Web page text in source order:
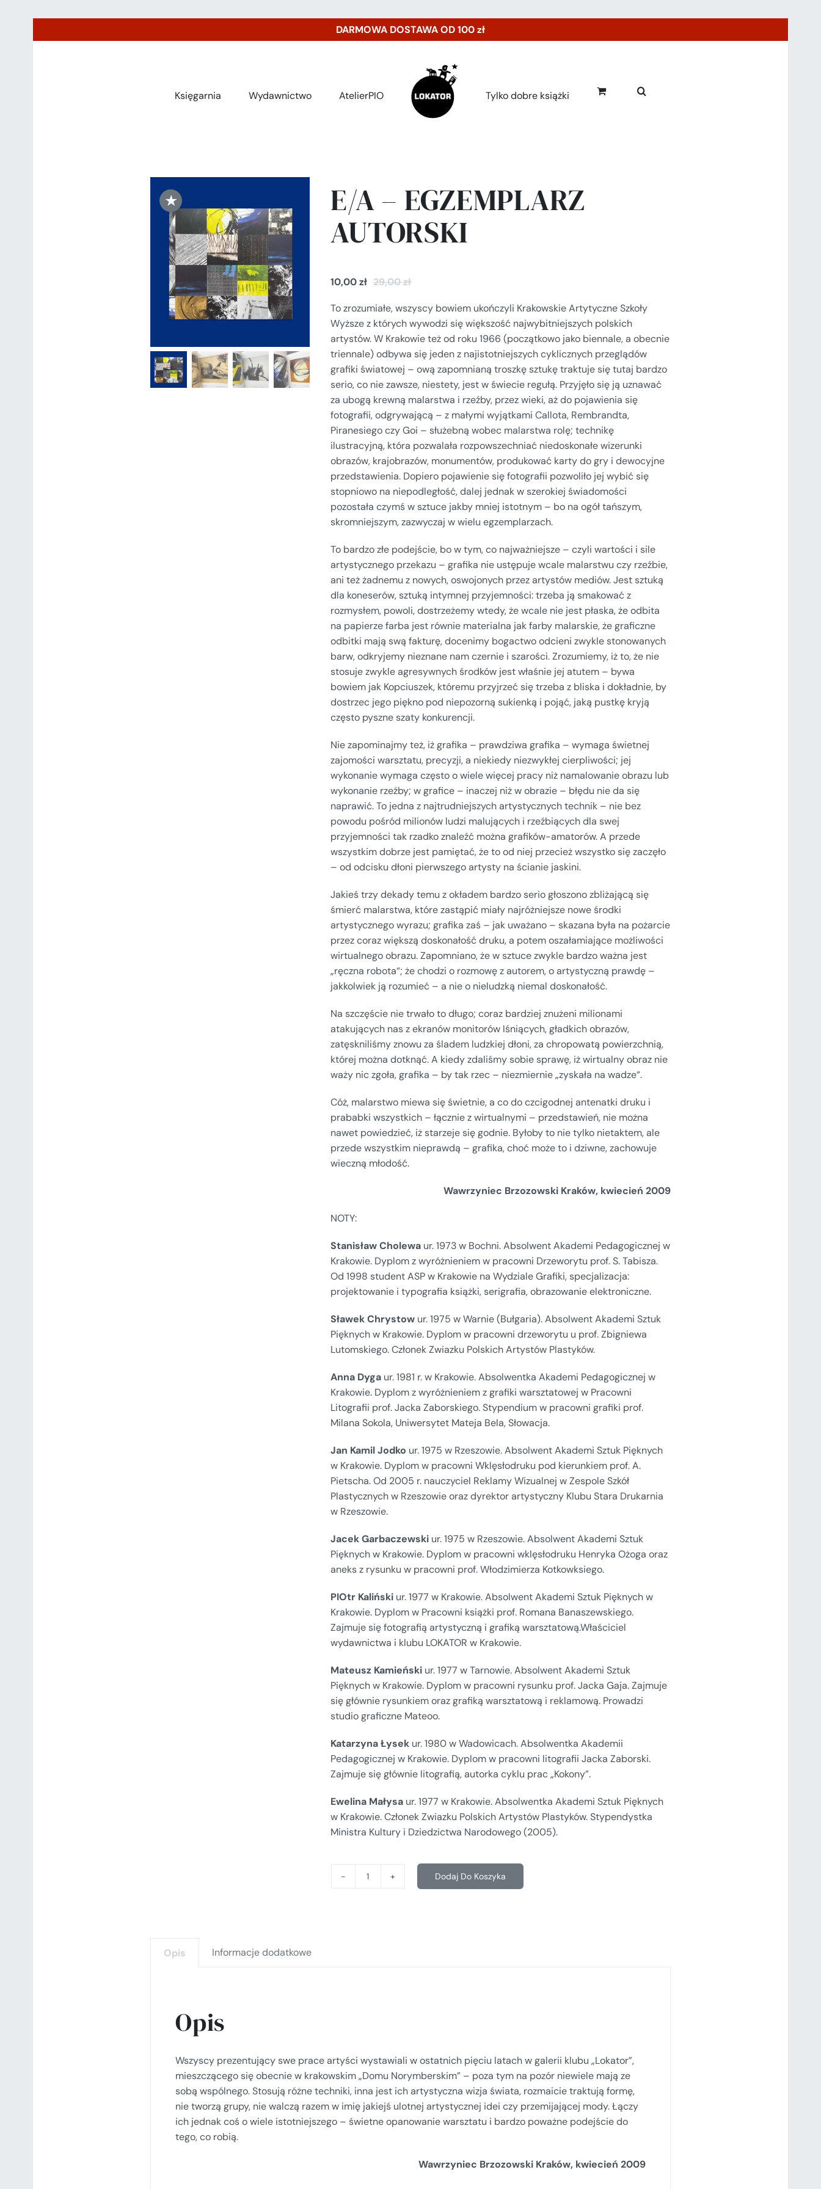
DARMOWA DOSTAWA OD 100 zł
Księgarnia Wydawnictwo AtelierPIO Tylko dobre książki
★
E/A – EGZEMPLARZ
AUTORSKI
29,00zł
10,00zł
To zrozumiałe, wszyscy bowiem ukończyli Krakowskie Artytyczne Szkoły
Wyższe z których wywodzi się większość najwybitniejszych polskich
artystów. W Krakowie też od roku 1966 (początkowo jako biennale, a obecnie
triennale) odbywa się jeden z najistotniejszych cyklicznych przeglądów
grafiki światowej – ową zapomnianą troszkę sztukę traktuje się tutaj bardzo
serio, co nie zawsze, niestety, jest w świecie regułą. Przyjęło się ją uznawać
za ubogą krewną malarstwa i rzeźby, przez wieki, aż do pojawienia się
fotografii, odgrywającą – z małymi wyjątkami Callota, Rembrandta,
Piranesiego czy Goi – służebną wobec malarstwa rolę; technikę
ilustracyjną, która pozwalała rozpowszechniać niedoskonałe wizerunki
obrazów, krajobrazów, monumentów, produkować karty do gry i dewocyjne
przedstawienia. Dopiero pojawienie się fotografii pozwoliło jej wybić się
stopniowo na niepodległość, dalej jednak w szerokiej świadomości
pozostała czymś w sztuce jakby mniej istotnym – bo na ogół tańszym,
skromniejszym, zazwyczaj w wielu egzemplarzach.
To bardzo złe podejście, bo w tym, co najważniejsze – czyli wartości i sile
artystycznego przekazu – grafika nie ustępuje wcale malarstwu czy rzeźbie,
ani też żadnemu z nowych, oswojonych przez artystów mediów. Jest sztuką
dla koneserów, sztuką intymnej przyjemności: trzeba ją smakować z
rozmysłem, powoli, dostrzeżemy wtedy, że wcale nie jest płaska, że odbita
na papierze farba jest równie materialna jak farby malarskie, że graficzne
odbitki mają swą fakturę, docenimy bogactwo odcieni zwykle stonowanych
barw, odkryjemy nieznane nam czernie i szarości. Zrozumiemy, iż to, że nie
stosuje zwykle agresywnych środków jest właśnie jej atutem – bywa
bowiem jak Kopciuszek, któremu przyjrzeć się trzeba z bliska i dokładnie, by
dostrzec jego piękno pod niepozorną sukienką i pojąć, jaką pustkę kryją
często pyszne szaty konkurencji.
Nie zapominajmy też, iż grafika – prawdziwa grafika – wymaga świetnej
zajomości warsztatu, precyzji, a niekiedy niezwykłej cierpliwości; jej
wykonanie wymaga często o wiele więcej pracy niż namalowanie obrazu lub
wykonanie rzeźby; w grafice – inaczej niż w obrazie – błędu nie da się
naprawić. To jedna z najtrudniejszych artystycznych technik – nie bez
powodu pośród milionów ludzi malujących i rzeźbiących dla swej
przyjemności tak rzadko znaleźć można grafików-amatorów. A przede
wszystkim dobrze jest pamiętać, że to od niej przecież wszystko się zaczęło
– od odcisku dłoni pierwszego artysty na ścianie jaskini.
Jakieś trzy dekady temu z okładem bardzo serio głoszono zbliżającą się
śmierć malarstwa, które zastąpić miały najróżniejsze nowe środki
artystycznego wyrazu; grafika zaś – jak uważano – skazana była na pożarcie
przez coraz większą doskonałość druku, a potem oszałamiające możliwości
wirtualnego obrazu. Zapomniano, że w sztuce zwykle bardzo ważna jest
„ręczna robota“; że chodzi o rozmowę z autorem, o artystyczną prawdę –
jakkolwiek ją rozumieć – a nie o nieludzką niemal doskonałość.
Na szczęście nie trwało to długo; coraz bardziej znużeni milionami
atakujących nas z ekranów monitorów lśniących, gładkich obrazów,
zatęskniliśmy znowu za śladem ludzkiej dłoni, za chropowatą powierzchnią,
której można dotknąć. A kiedy zdaliśmy sobie sprawę, iż wirtualny obraz nie
waży nic zgoła, grafika – by tak rzec – niezmiernie „zyskała na wadze“.
Cóż, malarstwo miewa się świetnie, a co do czcigodnej antenatki druku i
prababki wszystkich – łącznie z wirtualnymi – przedstawień, nie można
nawet powiedzieć, iż starzeje się godnie. Byłoby to nie tylko nietaktem, ale
przede wszystkim nieprawdą – grafika, choć może to i dziwne, zachowuje
wieczną młodość.
Wawrzyniec Brzozowski Kraków, kwiecień 2009
NOTY:
Stanisław Cholewa ur. 1973 w Bochni. Absolwent Akademi Pedagogicznej w
Krakowie. Dyplom z wyróżnieniem w pracowni Drzeworytu prof. S. Tabisza.
Od 1998 student ASP w Krakowie na Wydziale Grafiki, specjalizacja:
projektowanie i typografia książki, serigrafia, obrazowanie elektroniczne.
Sławek Chrystow ur. 1975 w Warnie (Bułgaria). Absolwent Akademi Sztuk
Pięknych w Krakowie. Dyplom w pracowni drzeworytu u prof. Zbigniewa
Lutomskiego. Członek Zwiazku Polskich Artystów Plastyków.
Anna Dyga ur. 1981 r. w Krakowie. Absolwentka Akademi Pedagogicznej w
Krakowie. Dyplom z wyróżnieniem z grafiki warsztatowej w Pracowni
Litografii prof. Jacka Zaborskiego. Stypendium w pracowni grafiki prof.
Milana Sokola, Uniwersytet Mateja Bela, Słowacja.
Jan Kamil Jodko ur. 1975 w Rzeszowie. Absolwent Akademi Sztuk Pięknych
w Krakowie. Dyplom w pracowni Wklęsłodruku pod kierunkiem prof. A.
Pietscha. Od 2005 r. nauczyciel Reklamy Wizualnej w Zespole Szkół
Plastycznych w Rzeszowie oraz dyrektor artystyczny Klubu Stara Drukarnia
w Rzeszowie.
Jacek Garbaczewski ur. 1975 w Rzeszowie. Absolwent Akademi Sztuk
Pięknych w Krakowie. Dyplom w pracowni wklęsłodruku Henryka Ożoga oraz
aneks z rysunku w pracowni prof. Włodzimierza Kotkowksiego.
PIOtr Kaliński ur. 1977 w Krakowie. Absolwent Akademi Sztuk Pięknych w
Krakowie. Dyplom w Pracowni książki prof. Romana Banaszewskiego.
Zajmuje się fotografią artystyczną i grafiką warsztatową.Właściciel
wydawnictwa i klubu LOKATOR w Krakowie.
Mateusz Kamieński ur. 1977 w Tarnowie. Absolwent Akademi Sztuk
Pięknych w Krakowie. Dyplom w pracowni rysunku prof. Jacka Gaja. Zajmuje
się głównie rysunkiem oraz grafiką warsztatową i reklamową. Prowadzi
studio graficzne Mateoo.
Katarzyna Łysek ur. 1980 w Wadowicach. Absolwentka Akademii
Pedagogicznej w Krakowie. Dyplom w pracowni litografii Jacka Zaborski.
Zajmuje się głównie litografią, autorka cyklu prac „Kokony”.
Ewelina Małysa ur. 1977 w Krakowie. Absolwentka Akademi Sztuk Pięknych
w Krakowie. Członek Zwiazku Polskich Artystów Plastyków. Stypendystka
Ministra Kultury i Dziedzictwa Narodowego (2005).
ilość
Dodaj Do Koszyka
Opis Informacje dodatkowe
Opis
Wszyscy prezentujący swe prace artyści wystawiali w ostatnich pięciu latach w galerii klubu „Lokator”,
mieszczącego się obecnie w krakowskim „Domu Norymberskim” – poza tym na pozór niewiele mają ze
sobą wspólnego. Stosują różne techniki, inna jest ich artystyczna wizja świata, rozmaicie traktują formę,
nie tworzą grupy, nie walczą razem w imię jakiejś ulotnej artystycznej idei czy przemijającej mody. Łączy
ich jednak coś o wiele istotniejszego – świetne opanowanie warsztatu i bardzo poważne podejście do
tego, co robią.
Wawrzyniec Brzozowski Kraków, kwiecień 2009